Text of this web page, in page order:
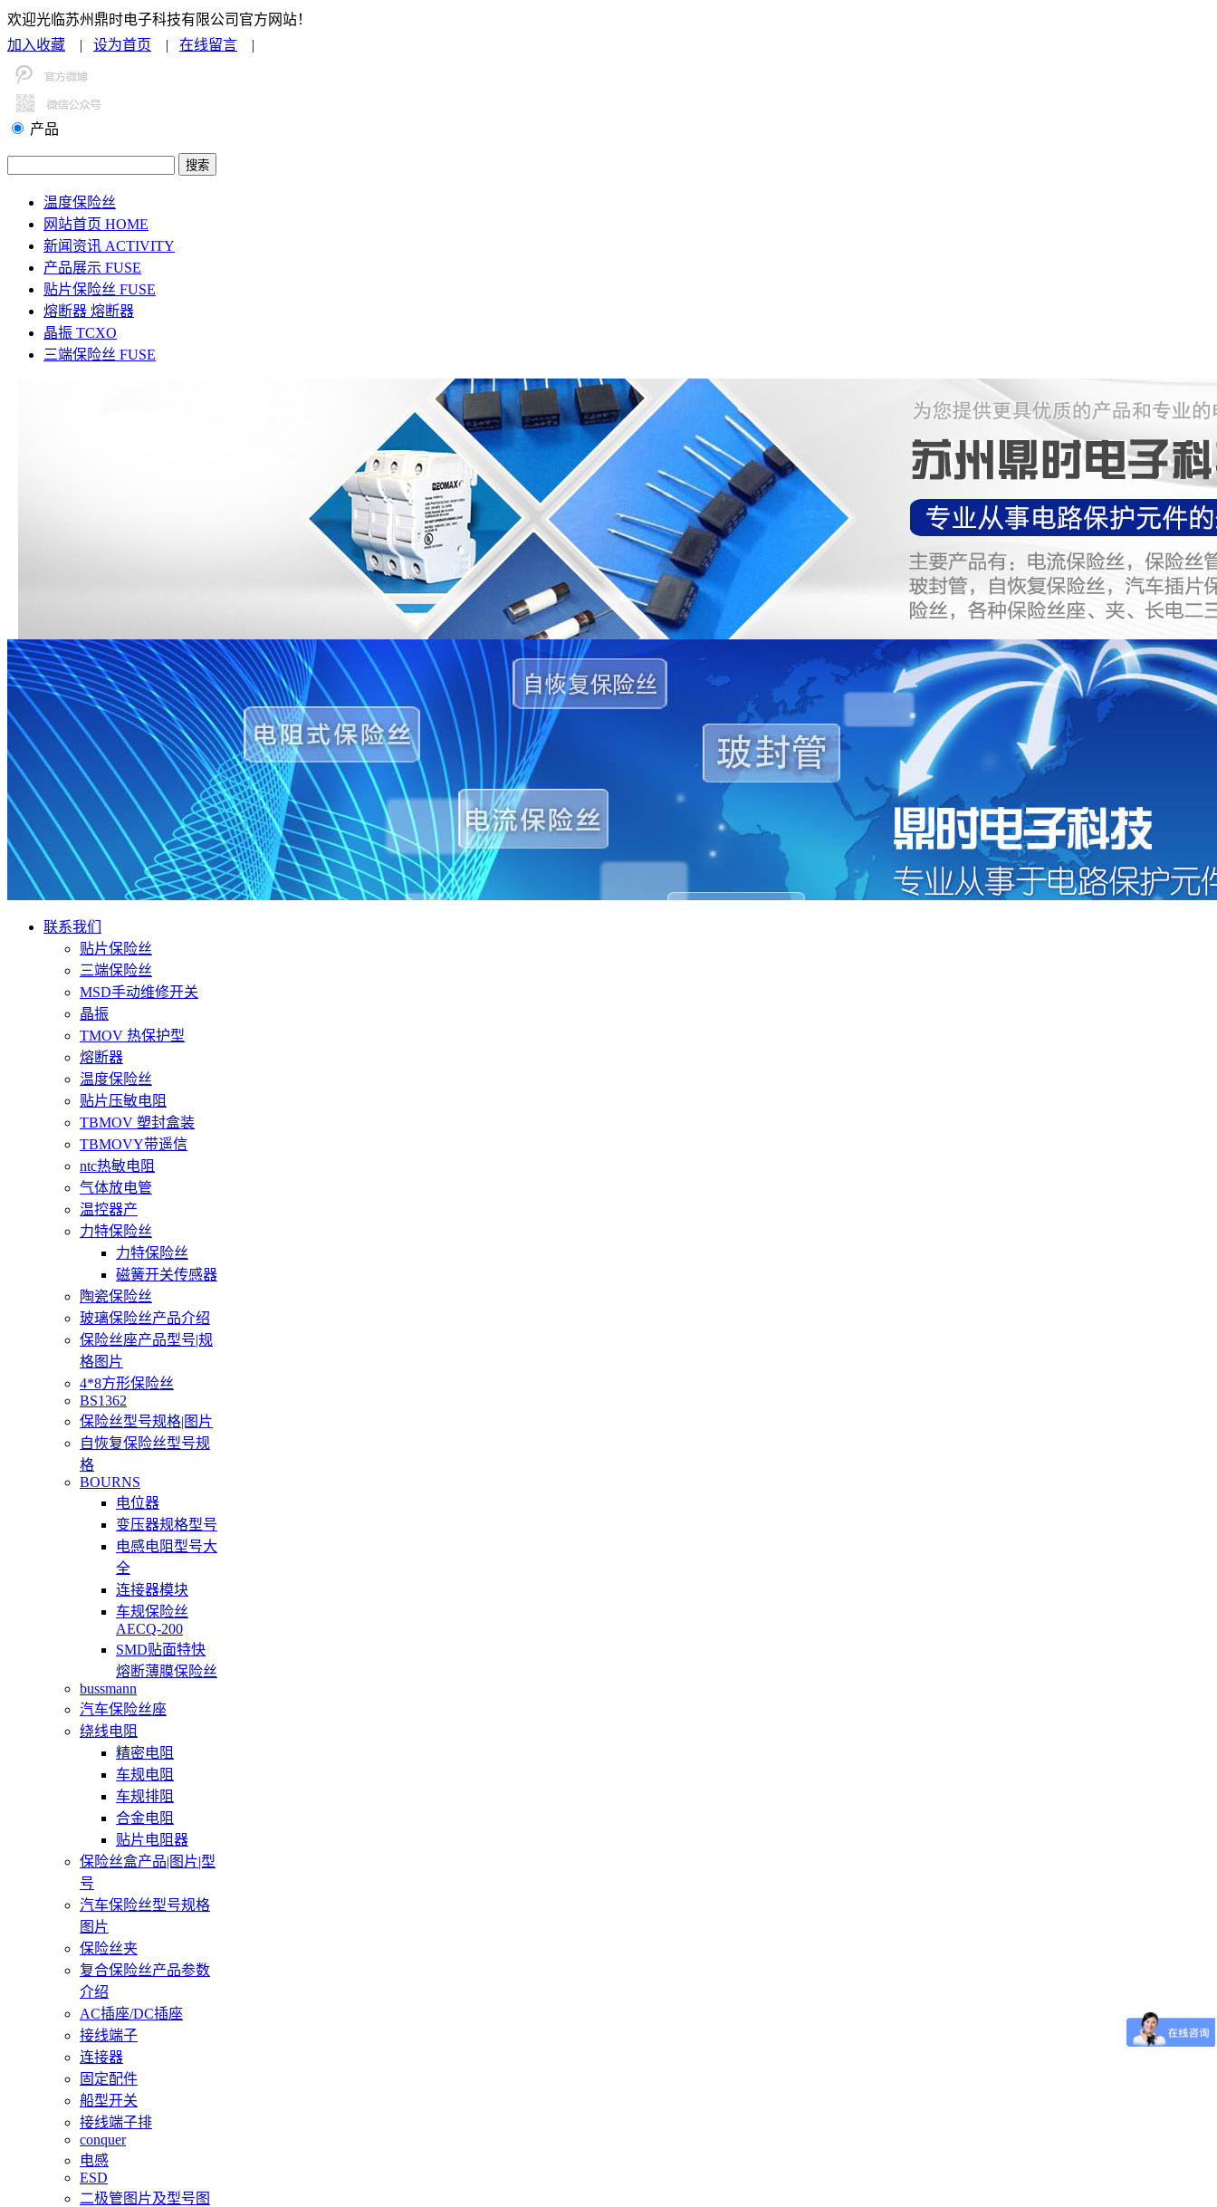
欢迎光临苏州鼎时电子科技有限公司官方网站！
加入收藏 | 设为首页 | 在线留言 |
联系我们
产品
温度保险丝
网站首页 HOME
新闻资讯 ACTIVITY
产品展示 FUSE
贴片保险丝 FUSE
熔断器 熔断器
晶振 TCXO
三端保险丝 FUSE
联系我们
贴片保险丝
三端保险丝
MSD手动维修开关
晶振
TMOV 热保护型
熔断器
温度保险丝
贴片压敏电阻
TBMOV 塑封盒装
TBMOVY带遥信
ntc热敏电阻
气体放电管
温控器产
力特保险丝
力特保险丝
磁簧开关传感器
陶瓷保险丝
玻璃保险丝产品介绍
保险丝座产品型号|规
格图片
4*8方形保险丝
BS1362
保险丝型号规格|图片
自恢复保险丝型号规
格
BOURNS
电位器
变压器规格型号
电感电阻型号大
全
连接器模块
车规保险丝
AECQ-200
SMD贴面特快
熔断薄膜保险丝
bussmann
汽车保险丝座
绕线电阻
精密电阻
车规电阻
车规排阻
合金电阻
贴片电阻器
保险丝盒产品|图片|型
号
汽车保险丝型号规格
图片
保险丝夹
复合保险丝产品参数
介绍
AC插座/DC插座
接线端子
连接器
固定配件
船型开关
接线端子排
conquer
电感
ESD
二极管图片及型号图